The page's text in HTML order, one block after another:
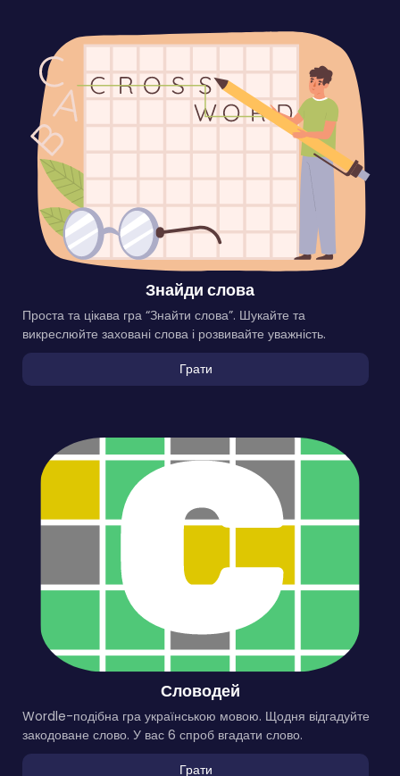
Знайди слова
Проста та цікава гра “Знайти слова”. Шукайте та
викреслюйте заховані слова і розвивайте уважність.
Грати
Словодей
Wordle-подібна гра українською мовою. Щодня відгадуйте
закодоване слово. У вас 6 спроб вгадати слово.
Грати